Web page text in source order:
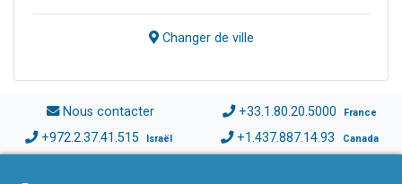
Changer de ville
Nous contacter +33.1.80.20.5000 France
+972.2.37.41.515 Israël +1.437.887.14.93 Canada